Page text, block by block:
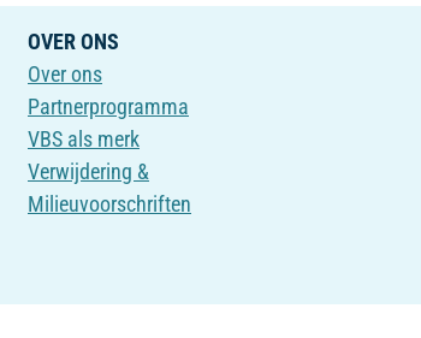
OVER ONS
Over ons
Partnerprogramma
VBS als merk
Verwijdering &
Milieuvoorschriften